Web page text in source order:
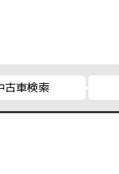
古車検索